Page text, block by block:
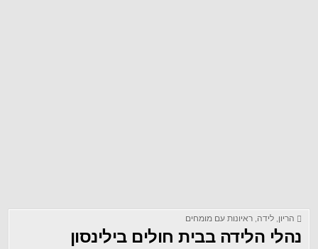
הריון ,לידה,ראיונות עם מומחים
נהלי הלידה בבית חולים בילינסון